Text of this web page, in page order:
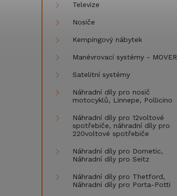
Televize
Nosiče
Kempingový nábytek
Manévrovací systémy - MOVER
Satelitní systémy
Náhradní díly pro nosič
motocyklů, Linnepe, Pollicino
Náhradní díly pro 12voltové
spotřebiče, náhradní díly pro
220voltové spotřebiče
Náhradní díly pro Dometic,
Náhradní díly pro Seitz
Náhradní díly pro Thetford,
Náhradní díly pro Porta-Potti